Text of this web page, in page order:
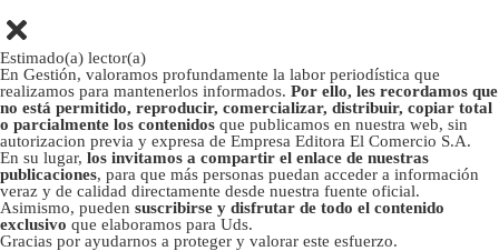
Estimado(a) lector(a)
En Gestión, valoramos profundamente la labor periodística que
realizamos para mantenerlos informados. Por ello, les recordamos que
no está permitido, reproducir, comercializar, distribuir, copiar total
o parcialmente los contenidos que publicamos en nuestra web, sin
autorizacion previa y expresa de Empresa Editora El Comercio S.A.
En su lugar, los invitamos a compartir el enlace de nuestras
publicaciones, para que más personas puedan acceder a información
veraz y de calidad directamente desde nuestra fuente oficial.
Asimismo, pueden suscribirse y disfrutar de todo el contenido
exclusivo que elaboramos para Uds.
Gracias por ayudarnos a proteger y valorar este esfuerzo.